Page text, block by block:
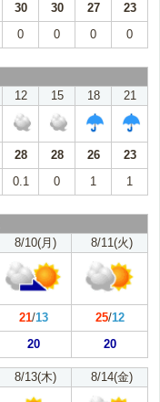
30 30 27
23
0 0 0 0
12 15 18
21
28 28 26
23
0.1 0 1 1
8/10(月) 8/11(火)
21/13 25/12
20 20
8/13(木) 8/14(金)